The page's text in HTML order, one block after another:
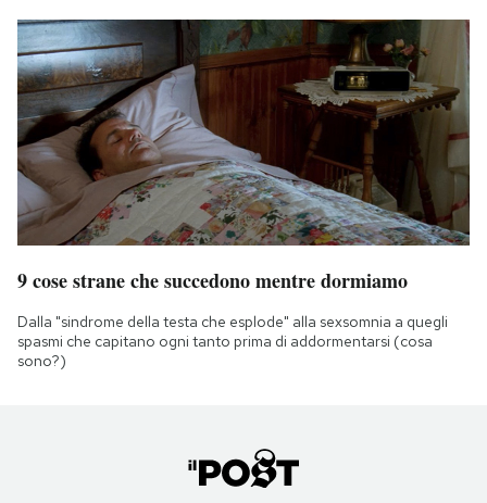
9 cose strane che succedono mentre dormiamo
Dalla "sindrome della testa che esplode" alla sexsomnia a quegli
spasmi che capitano ogni tanto prima di addormentarsi (cosa
sono?)